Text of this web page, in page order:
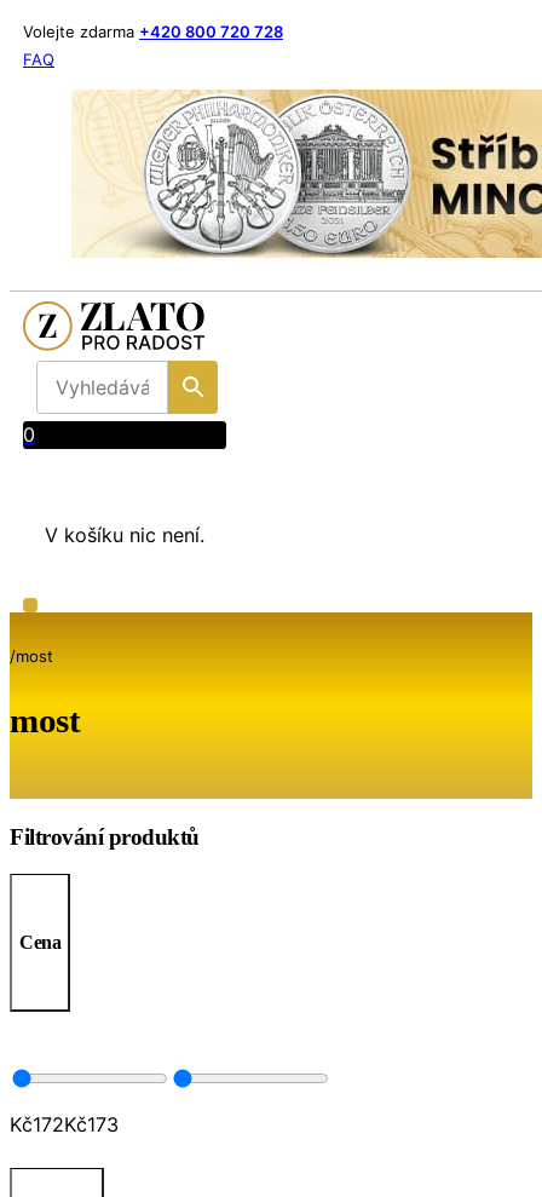
Volejte zdarma +420 800 720 728
FAQ
0
V košíku nic není.
/most
most
Filtrování produktů
Cena
Kč172Kč173